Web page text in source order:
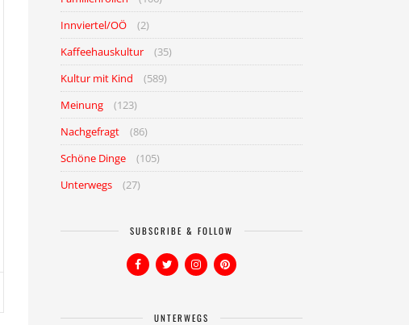
Innviertel/OÖ
(2)
Kaffeehauskultur
(35)
Kultur mit Kind
(589)
Meinung
(123)
Nachgefragt
(86)
Schöne Dinge
(105)
Unterwegs
(27)
SUBSCRIBE & FOLLOW
UNTERWEGS